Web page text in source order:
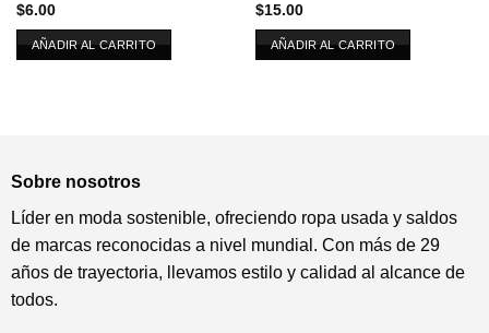
$6.00
AÑADIR AL CARRITO
$15.00
AÑADIR AL CARRITO
Sobre nosotros
Líder en moda sostenible, ofreciendo ropa usada y saldos
de marcas reconocidas a nivel mundial. Con más de 29
años de trayectoria, llevamos estilo y calidad al alcance de
todos.